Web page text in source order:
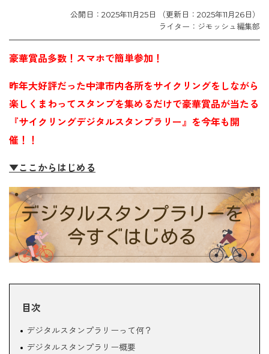
公開日：2025年11月25日 （更新日：2025年11月26日）
ライター：ジモッシュ編集部
豪華賞品多数！スマホで簡単参加！
昨年大好評だった中津市内各所をサイクリングをしながら
楽しくまわってスタンプを集めるだけで豪華賞品が当たる
『サイクリングデジタルスタンプラリー』を今年も開
催！！
▼ここからはじめる
目次
デジタルスタンプラリーって何？
デジタルスタンプラリー概要